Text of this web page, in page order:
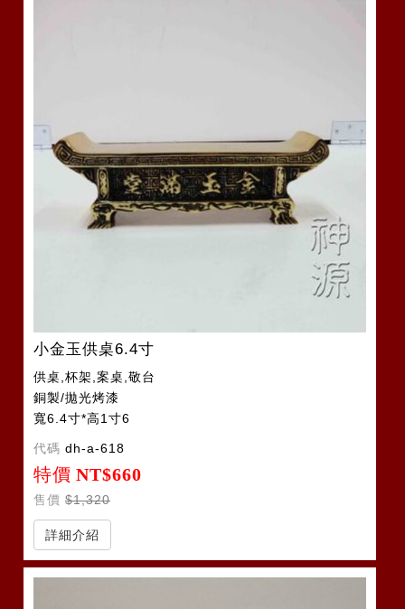
小金玉供桌6.4寸
供桌,杯架,案桌,敬台
銅製/拋光烤漆
寬6.4寸*高1寸6
代碼 dh-a-618
特價 NT$660
售價 $1,320
詳細介紹